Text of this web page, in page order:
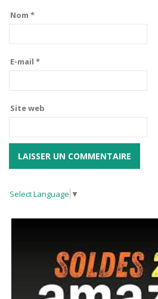
Nom *
E-mail *
Site web
Select Language ▼